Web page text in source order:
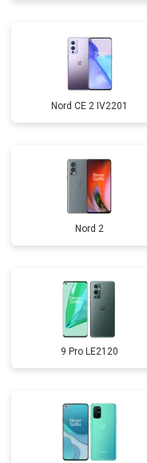
Nord CE 2 IV2201
Nord 2
9 Pro LE2120